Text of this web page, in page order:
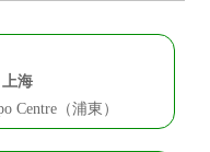
上海
Centre（浦東）